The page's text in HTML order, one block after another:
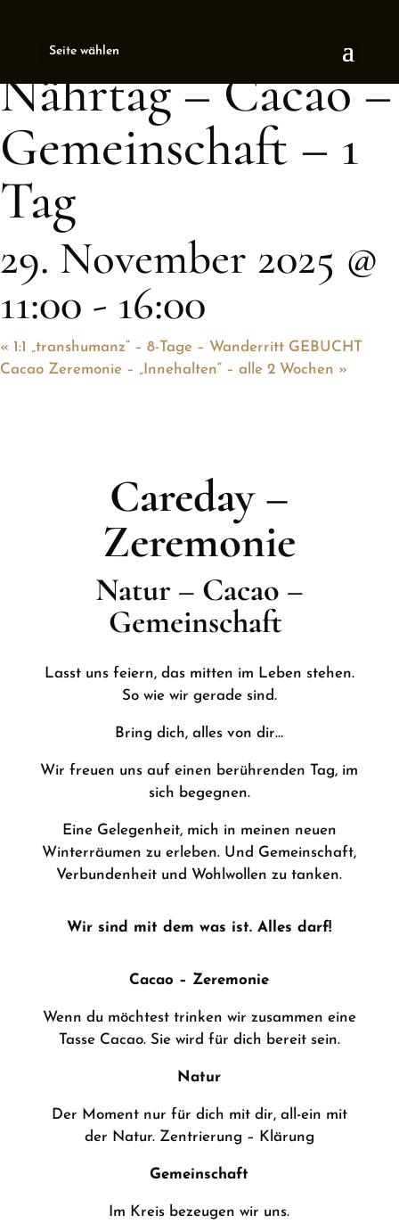
Seite wählen
This event has passed.
Nährtag – Cacao –
Gemeinschaft – 1
Tag
29. November 2025 @
11:00 - 16:00
« 1:1 „transhumanz“ – 8-Tage – Wanderritt GEBUCHT
Cacao Zeremonie – „Innehalten“ – alle 2 Wochen »
Careday –
Zeremonie
Natur – Cacao –
Gemeinschaft
Lasst uns feiern, das mitten im Leben stehen.
So wie wir gerade sind.
Bring dich, alles von dir…
Wir freuen uns auf einen berührenden Tag, im
sich begegnen.
Eine Gelegenheit, mich in meinen neuen
Winterräumen zu erleben. Und Gemeinschaft,
Verbundenheit und Wohlwollen zu tanken.
Wir sind mit dem was ist. Alles darf!
Cacao – Zeremonie
Wenn du möchtest trinken wir zusammen eine
Tasse Cacao. Sie wird für dich bereit sein.
Natur
Der Moment nur für dich mit dir, all-ein mit
der Natur. Zentrierung – Klärung
Gemeinschaft
Im Kreis bezeugen wir uns.